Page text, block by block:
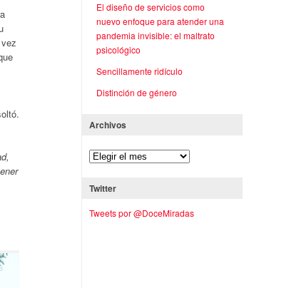
El diseño de servicios como
nuevo enfoque para atender una
pandemia invisible: el maltrato
psicológico
Sencillamente ridículo
Distinción de género
Archivos
Twitter
Tweets por @DoceMiradas